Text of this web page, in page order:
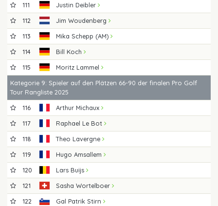
111
Justin Deibler
112
Jim Woudenberg
113
Mika Schepp (AM)
114
Bill Koch
115
Moritz Lammel
Kategorie 9: Spieler auf den Plätzen 66-90 der finalen Pro Golf
Tour Rangliste 2025
116
Arthur Michaux
117
Raphael Le Bot
118
Theo Lavergne
119
Hugo Amsallem
120
Lars Buijs
121
Sasha Wortelboer
122
Gal Patrik Stirn